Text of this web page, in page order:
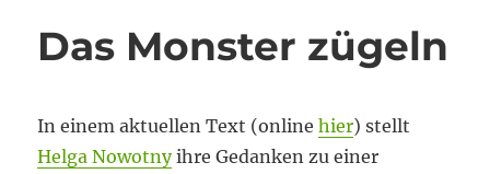
Das Monster zügeln
In einem aktuellen Text (onlinehier) stellt
Helga Nowotnyihre Gedanken zu einer